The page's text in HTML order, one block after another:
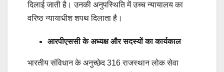
दिलाई जाती है। उनकी अनुपस्थिति में उच्च न्यायालय का
वरिष्ठ न्यायाधीश शपथ दिलाता है।
आरपीएससी के अध्यक्ष और सदस्यों का कार्यकाल
भारतीय संविधान के अनुच्छेद 316 राजस्थान लोक सेवा